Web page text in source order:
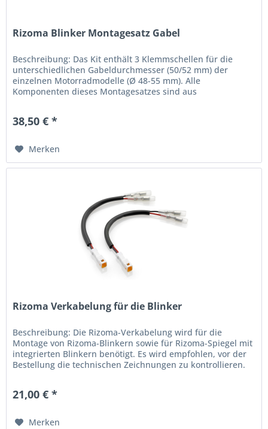
Rizoma Blinker Montagesatz Gabel
Beschreibung: Das Kit enthält 3 Klemmschellen für die
unterschiedlichen Gabeldurchmesser (50/52 mm) der
einzelnen Motorradmodelle (Ø 48-55 mm). Alle
Komponenten dieses Montagesatzes sind aus
38,50 € *
Merken
Rizoma Verkabelung für die Blinker
Beschreibung: Die Rizoma-Verkabelung wird für die
Montage von Rizoma-Blinkern sowie für Rizoma-Spiegel mit
integrierten Blinkern benötigt. Es wird empfohlen, vor der
Bestellung die technischen Zeichnungen zu kontrollieren.
21,00 € *
Merken